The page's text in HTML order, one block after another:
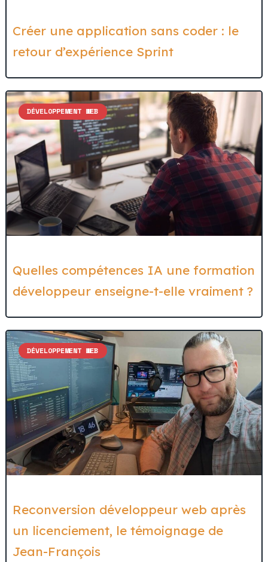
Créer une application sans coder : le
retour d’expérience Sprint
DÉVELOPPEMENT WEB
Quelles compétences IA une formation
développeur enseigne-t-elle vraiment ?
DÉVELOPPEMENT WEB
Reconversion développeur web après
un licenciement, le témoignage de
Jean-François